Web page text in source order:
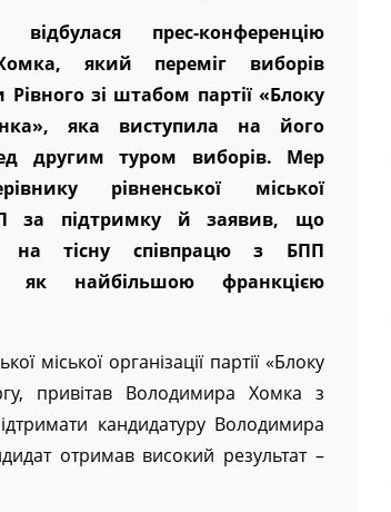
прес-конференцію
який переміг виборів
Рівного зі штабом партії «Блоку
яка виступила на його
другим туром виборів. Мер
рівненської міської
за підтримку й заявив, що
на тісну співпрацю з БПП
як найбільшою франкцією
міської організації партії «Блоку
привітав Володимира Хомка з
кандидатуру Володимира
отримав високий результат –